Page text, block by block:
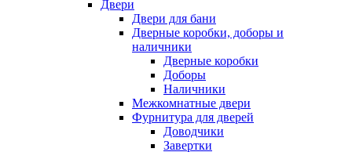
Двери
Двери для бани
Дверные коробки, доборы и
наличники
Дверные коробки
Доборы
Наличники
Межкомнатные двери
Фурнитура для дверей
Доводчики
Завертки